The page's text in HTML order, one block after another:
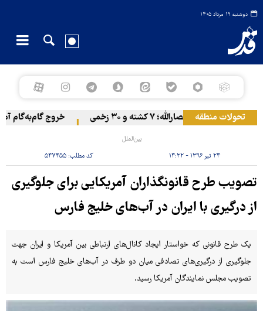
دوشنبه ۱۹ مرداد ۱۴۰۵
تحولات منطقه
و پهپادی انصارالله؛ ۷ کشته و ۳۰ زخمی خروج گام‌به‌گام
بین‌الملل
۲۴ تیر ۱۳۹۶ - ۱۴:۲۲ کد مطلب:۵۴۷۴۵۵
تصویب طرح قانونگذاران آمریکایی برای جلوگیری
از درگیری با ایران در آب‌های خلیج فارس
یک طرح قانونی که خواستار ایجاد کانال‌های ارتباطی بین آمریکا و ایران جهت
جلوگیری از درگیری‌های تصادفی میان دو طرف در آب‌های خلیج فارس است به
تصویب مجلس نمایندگان آمریکا رسید.